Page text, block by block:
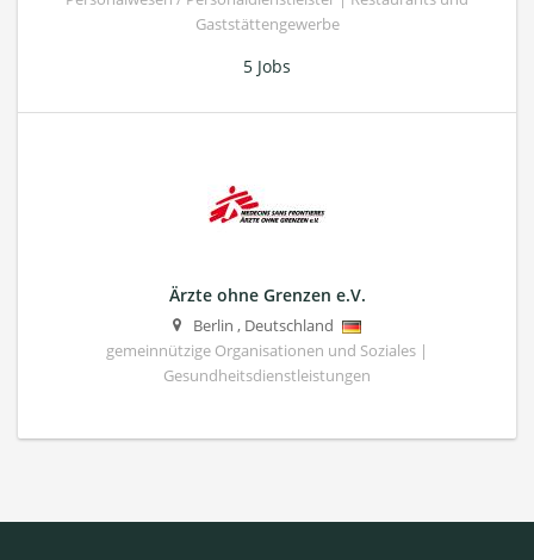
Gaststättengewerbe
5 Jobs
Ärzte ohne Grenzen e.V.
Berlin , Deutschland
gemeinnützige Organisationen und Soziales |
Gesundheitsdienstleistungen